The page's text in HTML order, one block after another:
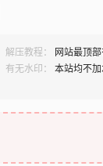
解压教程：
网站最顶
有无水印：
本站均不加